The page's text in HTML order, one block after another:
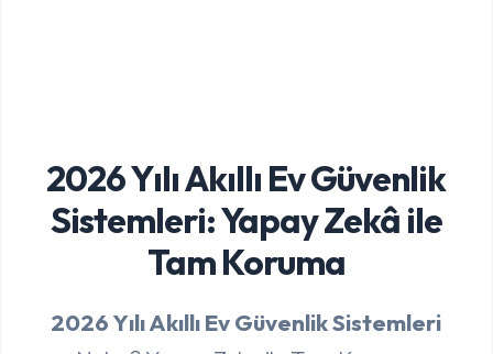
2026 Yılı Akıllı Ev Güvenlik
Sistemleri: Yapay Zekâ ile
Tam Koruma
2026 Yılı Akıllı Ev Güvenlik Sistemleri